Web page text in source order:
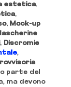
estetica,
,
, Mock-up
, Discromie
,
parte del
ma devono